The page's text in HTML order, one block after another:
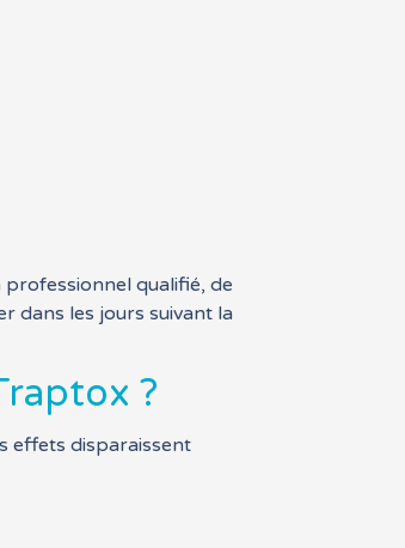
qualifié, de
dans les jours suivant la
?
effets disparaissent